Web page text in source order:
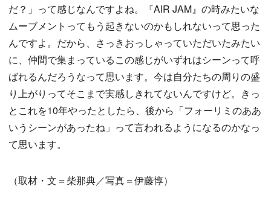
だ？」って感じなんですよね。『AIR JAM』の時みたいな
ムーブメントってもう起きないのかもしれないって思った
んですよ。だから、さっきおっしゃっていただいたみたい
に、仲間で集まっているこの感じがいずれはシーンって呼
ばれるんだろうなって思います。今は自分たちの周りの盛
り上がりってそこまで実感しきれてないんですけど。きっ
とこれを10年やったとしたら、後から「フォーリミのああ
いうシーンがあったね」って言われるようになるのかなっ
て思います。
（取材・文＝柴那典／写真＝伊藤惇）